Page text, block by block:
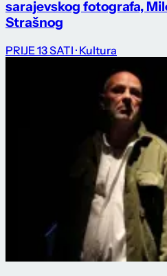
sarajevskog fotografa,
Strašnog
PRIJE 13 SATI · Kultura